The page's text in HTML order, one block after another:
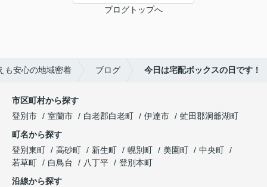
ブログトップへ
も安心の地域密着 ブログ 今日は宅配ボックスの日です！
市区町村から探す
登別市
室蘭市 白老郡白老町 伊達市
虻田郡洞爺湖町
町名から探す
登別東町
高砂町 新生町 幌別町 美園町
中央町
若草町
白鳥台 八丁平
登別本町
沿線から探す